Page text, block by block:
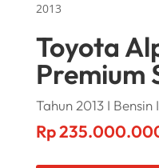
2013
Toyota
Premium
Tahun 2013 I
Rp